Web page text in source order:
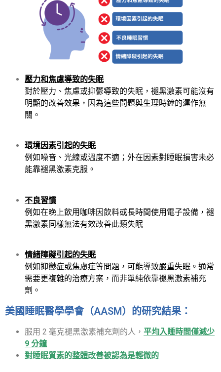
壓力和焦慮導致的失眠
對於壓力、焦慮或抑鬱導致的失眠，褪黑激素可能沒有
明顯的改善效果，因為這些問題與生理時鐘的運作無
關。
環境因素引起的失眠
例如噪音、光線或溫度不適；外在因素對睡眠損害未必
能靠褪黑激素克服。
不良習慣
例如在晚上飲用咖啡因飲料或長時間使用電子設備，褪
黑激素同樣無法有效改善此類失眠
情緒障礙引起的失眠
例如抑鬱症或焦慮症等問題，可能導致嚴重失眠。通常
需要更複雜的治療方案，而非單純依靠褪黑激素補充
劑。
美國睡眠醫學學會（AASM）的研究結果：
服用 2 毫克褪黑激素補充劑的人， 平均入睡時間僅減少
9 分鐘
對睡眠質素的整體改善被認為是輕微的